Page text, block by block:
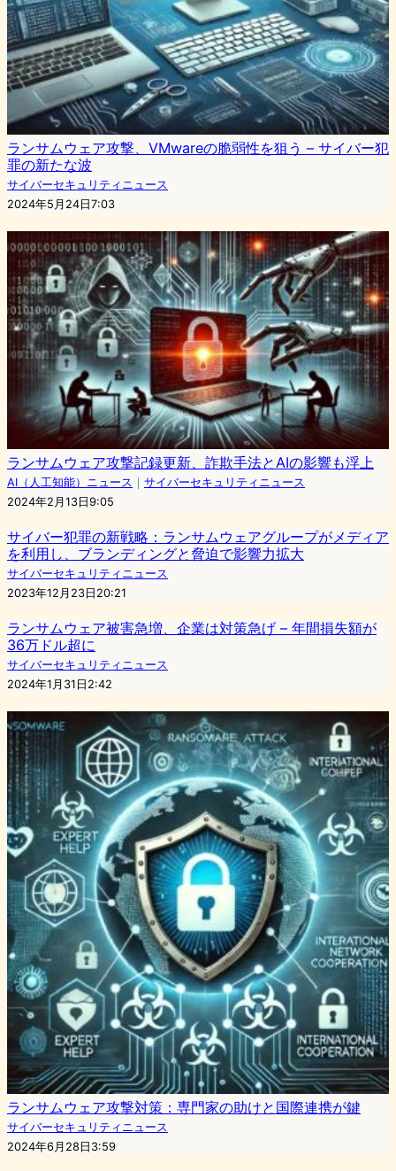
ランサムウェア攻撃、VMwareの脆弱性を狙う – サイバー犯
罪の新たな波
サイバーセキュリティニュース
2024年5月24日7:03
ランサムウェア攻撃記録更新、詐欺手法とAIの影響も浮上
AI（人工知能）ニュース ｜ サイバーセキュリティニュース
2024年2月13日9:05
サイバー犯罪の新戦略：ランサムウェアグループがメディア
を利用し、ブランディングと脅迫で影響力拡大
サイバーセキュリティニュース
2023年12月23日20:21
ランサムウェア被害急増、企業は対策急げ – 年間損失額が
36万ドル超に
サイバーセキュリティニュース
2024年1月31日2:42
ランサムウェア攻撃対策：専門家の助けと国際連携が鍵
サイバーセキュリティニュース
2024年6月28日3:59